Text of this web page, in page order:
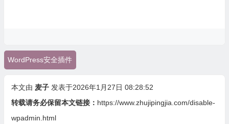
WordPress安全插件
本文由 麦子 发表于2026年1月27日 08:28:52
转载请务必保留本文链接： https://www.zhujipingjia.com/disable-
wpadmin.html